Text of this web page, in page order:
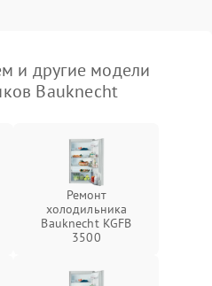
и другие модели
Bauknecht
Ремонт
холодильника
Bauknecht KGFB
3500